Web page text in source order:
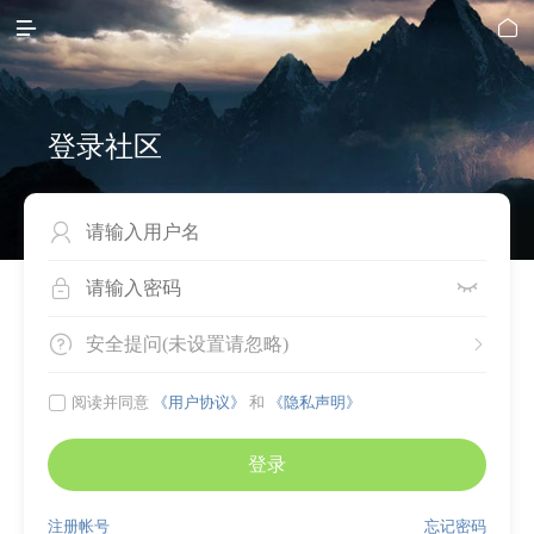
 
登录社区

 
 
安全提问(未设置请忽略)
 阅读并同意 《用户协议》 和 《隐私声明》
登录
忘记密码
注册帐号